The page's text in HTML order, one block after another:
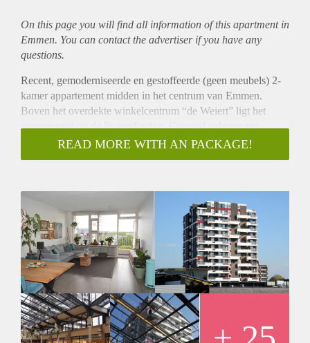
On this page you will find all information of this apartmentin
Emmen. You can contact the advertiser if you have any
questions.
Recent, gemoderniseerde en gestoffeerde (geen meubels) 2-
kamer appartement midden in het centrum van Emmen.
Boven het overdekte winkelcentrum “de Weiert” ligt het
appartement op de 9e verdieping. Centraal gelegen ten
opzichte van winkels, restaurants, bioscoop en openbaar
vervoer.
bereikbaar via ondergrondse parkeergarage (parkeer
vergunning mogelijk) en heeft een berging van 6m2 ter eigen
beschikking. De woning heeft een balkon die strekt over de
volledige breedte van de woning met ochtendzon.
Huurprijs kale huur gestoffeerd € 750,- (geen meubels)
Excl. VVE servicekosten €163,-
Excl. Blokverwarming voorschot € 100,-
Incl. Water
Beschikbaar begin Augustus 2022
Inschrijven/Registratie mogelijk
READ MORE WITH AN PACKAGE!